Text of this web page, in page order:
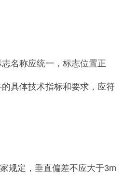
名称应统一，标志位置正
具体技术指标和要求，应符
规定，垂直偏差不应大于3m